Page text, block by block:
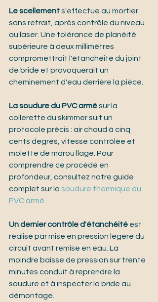
Le scellement s'effectue au mortier
sans retrait, après contrôle du niveau
au laser. Une tolérance de planéité
supérieure à deux millimètres
compromettrait l'étanchéité du joint
de bride et provoquerait un
cheminement d'eau derrière la pièce.
La soudure du PVC armé sur la
collerette du skimmer suit un
protocole précis : air chaud à cinq
cents degrés, vitesse contrôlée et
molette de marouflage. Pour
comprendre ce procédé en
profondeur, consultez notre guide
complet sur la soudure thermique du
PVC armé.
Un dernier contrôle d'étanchéité est
réalisé par mise en pression légère du
circuit avant remise en eau. La
moindre baisse de pression sur trente
minutes conduit à reprendre la
soudure et à inspecter la bride au
démontage.